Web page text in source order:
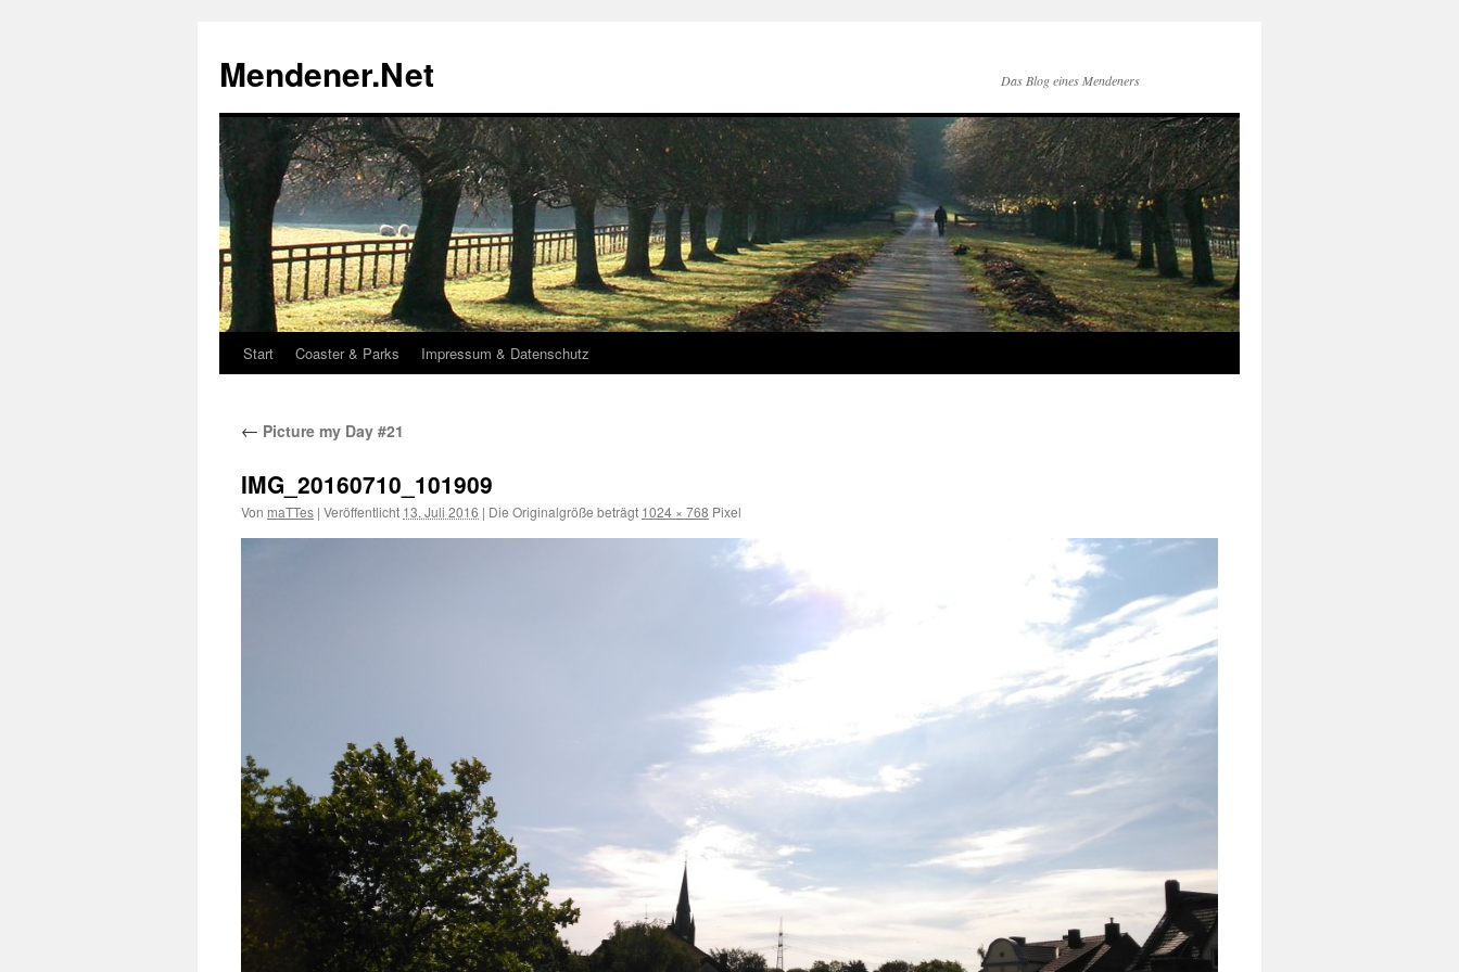
springen
Mendener.Net Das Blog eines Mendeners
Start Coaster & Parks Impressum & Datenschutz
← Picture my Day #21
IMG_20160710_101909
Von maTTes | Veröffentlicht 13. Juli 2016 | Die Originalgröße beträgt 1024 × 768 Pixel